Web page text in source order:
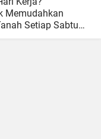
Memudahkan
Setiap Sabtu